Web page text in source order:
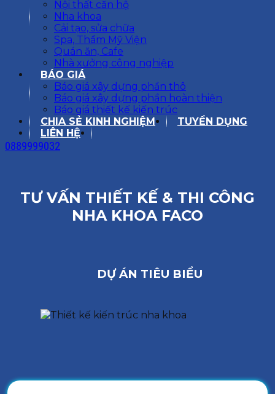
Nội thất căn hộ
Nha khoa
Cải tạo, sửa chữa
Spa, Thẩm Mỹ Viện
Quán ăn, Cafe
Nhà xưởng công nghiệp
BÁO GIÁ
Báo giá xây dựng phần thô
Báo giá xây dựng phần hoàn thiện
Báo giá thiết kế kiến trúc
CHIA SẺ KINH NGHIỆM
TUYỂN DỤNG
LIÊN HỆ
0889999032
TƯ VẤN THIẾT KẾ & THI CÔNG
NHA KHOA FACO
DỰ ÁN TIÊU BIỂU